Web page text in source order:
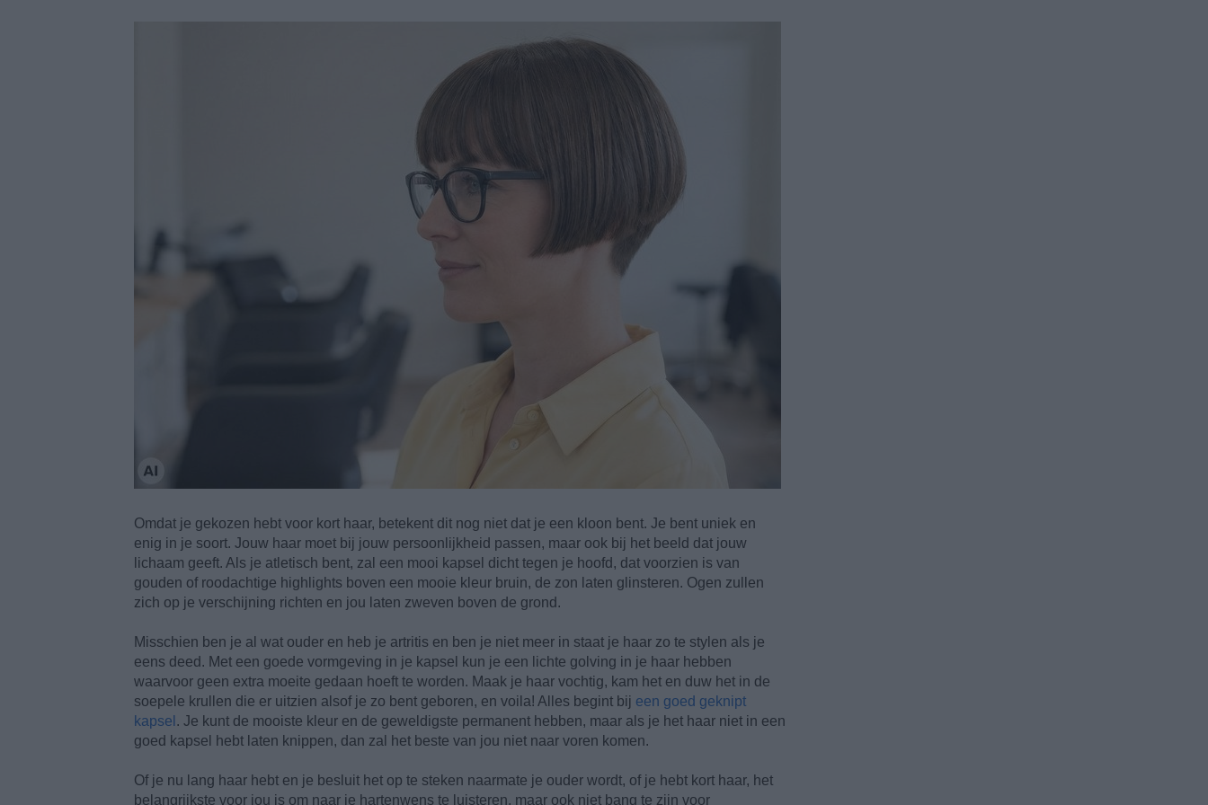
Omdat je gekozen hebt voor kort haar, betekent dit nog niet dat je een kloon bent. Je bent uniek en
enig in je soort. Jouw haar moet bij jouw persoonlijkheid passen, maar ook bij het beeld dat jouw
lichaam geeft. Als je atletisch bent, zal een mooi kapsel dicht tegen je hoofd, dat voorzien is van
gouden of roodachtige highlights boven een mooie kleur bruin, de zon laten glinsteren. Ogen zullen
zich op je verschijning richten en jou laten zweven boven de grond.
Misschien ben je al wat ouder en heb je artritis en ben je niet meer in staat je haar zo te stylen als je
eens deed. Met een goede vormgeving in je kapsel kun je een lichte golving in je haar hebben
waarvoor geen extra moeite gedaan hoeft te worden. Maak je haar vochtig, kam het en duw het in de
soepele krullen die er uitzien alsof je zo bent geboren, en voila! Alles begint bij een goed geknipt
kapsel . Je kunt de mooiste kleur en de geweldigste permanent hebben, maar als je het haar niet in een
goed kapsel hebt laten knippen, dan zal het beste van jou niet naar voren komen.
Of je nu lang haar hebt en je besluit het op te steken naarmate je ouder wordt, of je hebt kort haar, het
belangrijkste voor jou is om naar je hartenwens te luisteren, maar ook niet bang te zijn voor